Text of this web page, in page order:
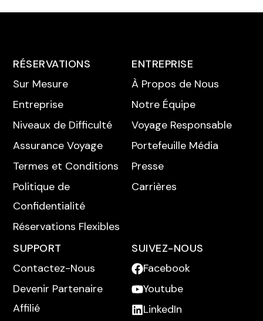
RÉSERVATIONS
Sur Mesure
Entreprise
Niveaux de Difficulté
Assurance Voyage
Termes et Conditions
Politique de
Confidentialité
Réservations Flexibles
ENTREPRISE
À Propos de Nous
Notre Équipe
Voyage Responsable
Portefeuille Média
Presse
Carrières
SUPPORT
Contactez-Nous
Devenir Partenaire
Affilié
SUIVEZ-NOUS
Facebook
Youtube
LinkedIn